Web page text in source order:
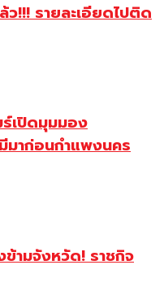
ว!!! รายละเอียดไปติด
เปิดมุมมอง
มาก่อนกำแพงนคร
ข้ามจังหวัด! ราชกิจ